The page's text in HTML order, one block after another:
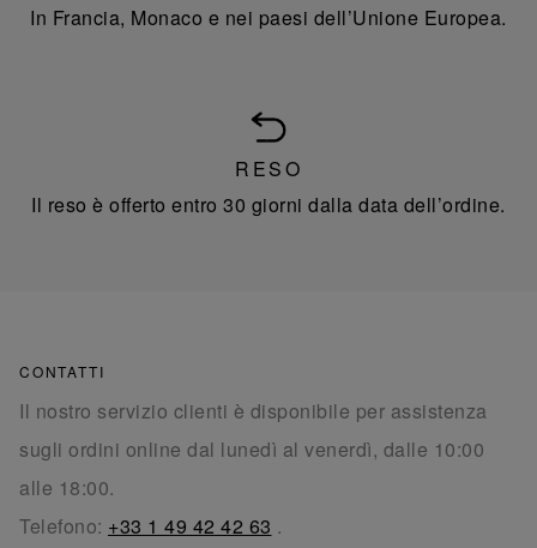
In Francia, Monaco e nei paesi dell’Unione Europea.
RESO
Il reso è offerto entro 30 giorni dalla data dell’ordine.
CONTATTI
Il nostro servizio clienti è disponibile per assistenza
sugli ordini online dal lunedì al venerdì, dalle 10:00
alle 18:00.
Telefono: +33 1 49 42 42 63 .